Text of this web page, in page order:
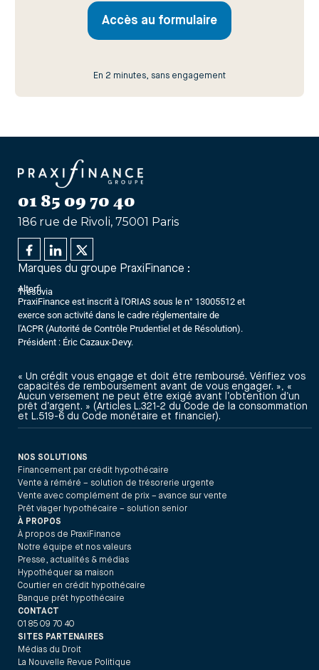
Accès au formulaire
En 2 minutes, sans engagement
01 85 09 70 40
186 rue de Rivoli, 75001 Paris
Marques du groupe PraxiFinance :
Alterfi
Trésovia
PraxiFinance est inscrit à l'ORIAS sous le n° 13005512 et
exerce son activité dans le cadre réglementaire de
l'ACPR (Autorité de Contrôle Prudentiel et de Résolution).
Président : Éric Cazaux-Devy.
« Un crédit vous engage et doit être remboursé. Vérifiez vos
capacités de remboursement avant de vous engager. », «
Aucun versement ne peut être exigé avant l’obtention d’un
prêt d’argent. » (Articles L.321-2 du Code de la consommation
et L.519-6 du Code monétaire et financier).
NOS SOLUTIONS
Financement par crédit hypothécaire
Vente à réméré – solution de trésorerie urgente
Vente avec complément de prix – avance sur vente
Prêt viager hypothécaire – solution senior
À PROPOS
À propos de PraxiFinance
Notre équipe et nos valeurs
Presse, actualités & médias
Hypothéquer sa maison
Courtier en crédit hypothécaire
Banque prêt hypothécaire
CONTACT
01 85 09 70 40
SITES PARTENAIRES
Médias du Droit
La Nouvelle Revue Politique